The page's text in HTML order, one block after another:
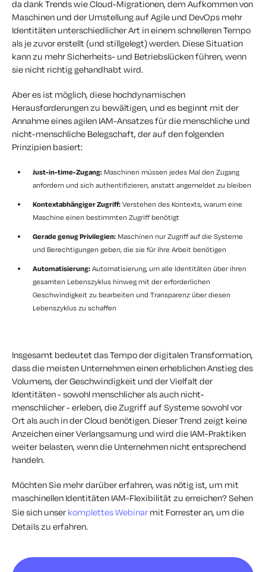
da dank Trends wie Cloud-Migrationen, dem Aufkommen von
Maschinen und der Umstellung auf Agile und DevOps mehr
Identitäten unterschiedlicher Art in einem schnelleren Tempo
als je zuvor erstellt (und stillgelegt) werden. Diese Situation
kann zu mehr Sicherheits- und Betriebslücken führen, wenn
sie nicht richtig gehandhabt wird.
Aber es ist möglich, diese hochdynamischen
Herausforderungen zu bewältigen, und es beginnt mit der
Annahme eines agilen IAM-Ansatzes für die menschliche und
nicht-menschliche Belegschaft, der auf den folgenden
Prinzipien basiert:
Just-in-time-Zugang: Maschinen müssen jedes Mal den Zugang
anfordern und sich authentifizieren, anstatt angemeldet zu bleiben
Kontextabhängiger Zugriff: Verstehen des Kontexts, warum eine
Maschine einen bestimmten Zugriff benötigt
Gerade genug Privilegien: Maschinen nur Zugriff auf die Systeme
und Berechtigungen geben, die sie für ihre Arbeit benötigen
Automatisierung: Automatisierung, um alle Identitäten über ihren
gesamten Lebenszyklus hinweg mit der erforderlichen
Geschwindigkeit zu bearbeiten und Transparenz über diesen
Lebenszyklus zu schaffen
Insgesamt bedeutet das Tempo der digitalen Transformation,
dass die meisten Unternehmen einen erheblichen Anstieg des
Volumens, der Geschwindigkeit und der Vielfalt der
Identitäten - sowohl menschlicher als auch nicht-
menschlicher - erleben, die Zugriff auf Systeme sowohl vor
Ort als auch in der Cloud benötigen. Dieser Trend zeigt keine
Anzeichen einer Verlangsamung und wird die IAM-Praktiken
weiter belasten, wenn die Unternehmen nicht entsprechend
handeln.
Möchten Sie mehr darüber erfahren, was nötig ist, um mit
maschinellen Identitäten IAM-Flexibilität zu erreichen? Sehen
Sie sich unser komplettes Webinar mit Forrester an, um die
Details zu erfahren.